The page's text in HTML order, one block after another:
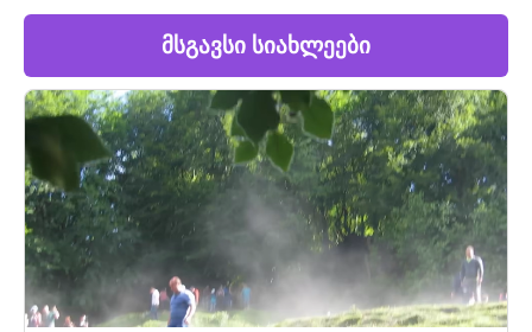
მსგავსი სიახლეები